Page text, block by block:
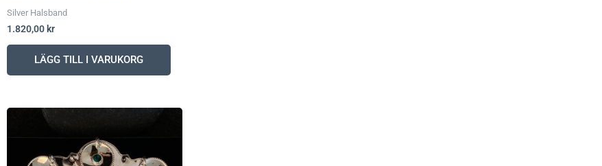
Silver Halsband
1.820,00 kr
LÄGG TILL I VARUKORG